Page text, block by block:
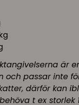
är
och passar inte
därför kan
t ex storlek